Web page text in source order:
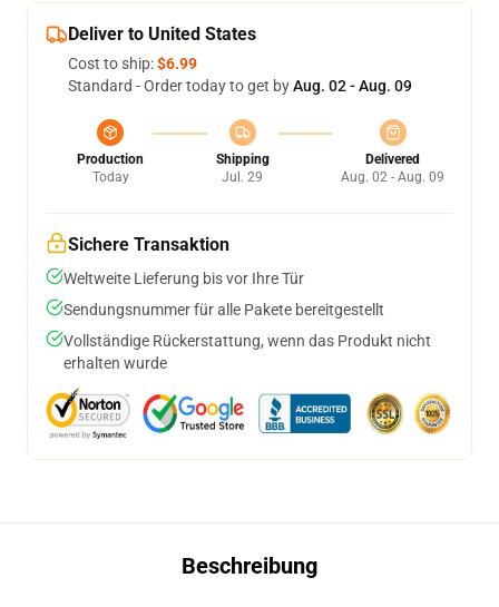
Deliver to United States
Cost to ship:$6.99
Standard - Order today to get byAug. 02 - Aug. 09
Production
Today
Shipping
Jul. 29
Delivered
Aug. 02 - Aug. 09
Sichere Transaktion
Weltweite Lieferung bis vor Ihre Tür
Sendungsnummer für alle Pakete bereitgestellt
Vollständige Rückerstattung, wenn das Produkt nicht
erhalten wurde
Beschreibung